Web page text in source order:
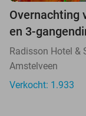
Overnachting
en 3-
Radisson Hotel &
Amstelveen
Verkocht: 1.933